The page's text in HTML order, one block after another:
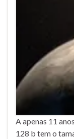
A apenas 11
128 b tem o